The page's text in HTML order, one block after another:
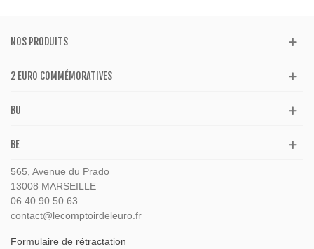
NOS PRODUITS
2 EURO COMMÉMORATIVES
BU
BE
565, Avenue du Prado
13008 MARSEILLE
06.40.90.50.63
contact@lecomptoirdeleuro.fr
Formulaire de rétractation